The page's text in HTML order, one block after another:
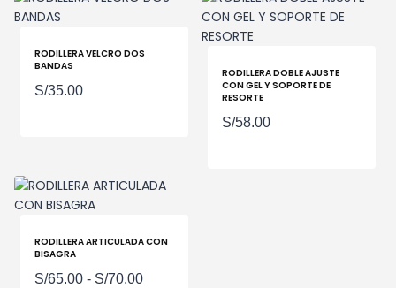
RODILLERA VELCRO DOS
BANDAS
S/35.00
RODILLERA DOBLE AJUSTE
CON GEL Y SOPORTE DE
RESORTE
S/58.00
RODILLERA ARTICULADA CON
BISAGRA
S/65.00 - S/70.00Rango